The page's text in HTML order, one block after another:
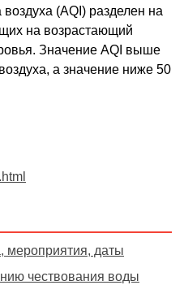
(AQI) разделен на
на возрастающий
Значение AQI выше
а значение ниже 50
мероприятия, даты
чествования воды